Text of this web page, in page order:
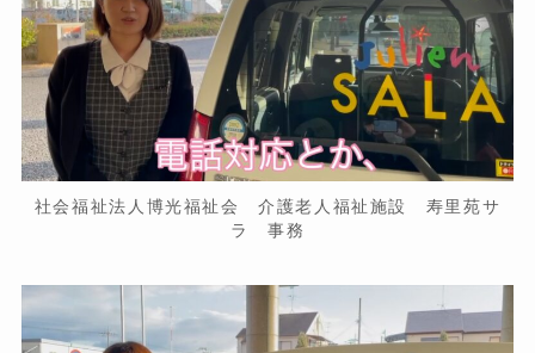
社会福祉法人博光福祉会 介護老人福祉施設 寿里苑サ
ラ 事務